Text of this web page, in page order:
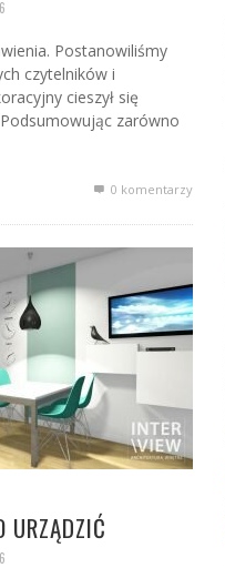
Postanowiliśmy
czytelników i
cieszył się
zarówno
0 komentarzy
URZĄDZIĆ